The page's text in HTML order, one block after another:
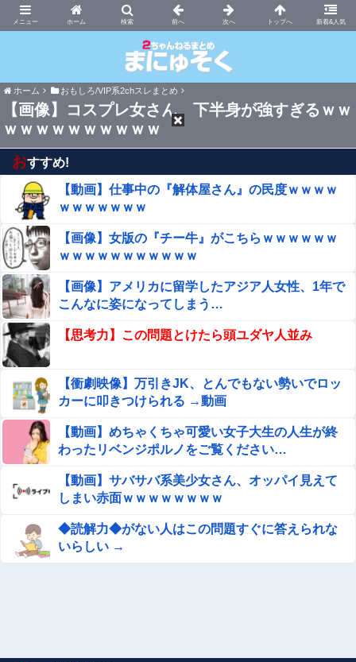
ホーム 新着&人気
まにゅそく 2chまとめニュース速報VIP
ホーム おもしろ/VIP系2chスレまとめ
【画像】コスプレ女さん、下半身が強すぎるｗｗ
ｗｗｗｗｗｗｗｗｗｗ
おすすめ!
【動画】仕事中の『解体屋さん』の民度ｗｗｗｗ
ｗｗｗｗｗｗｗ
【画像】女版の『チー牛』がこちらｗｗｗｗｗｗ
ｗｗｗｗｗｗｗｗｗｗｗ
【画像】アメリカに留学したアジア人女性、1年で
こんなに姿になってしまう…
【思考力】この問題とけたら頭ユダヤ人並み
【衝劇映像】万引きJK、とんでもない勢いでロッ
カーに叩きつけられる →動画
【動画】めちゃくちゃ可愛い女子大生の人生が終
わったリベンジポルノをご覧ください…
【動画】サバサバ系美少女さん、オッパイ見えて
しまい赤面ｗｗｗｗｗｗｗｗ
◆読解力◆がない人はこの問題すぐに答えられな
いらしい →